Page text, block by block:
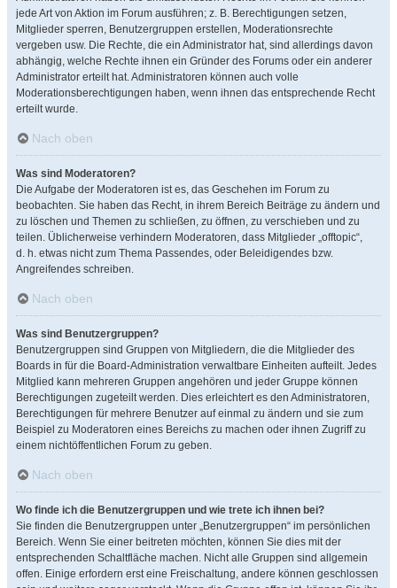
jede Art von Aktion im Forum ausführen; z. B. Berechtigungen setzen,
Mitglieder sperren, Benutzergruppen erstellen, Moderationsrechte
vergeben usw. Die Rechte, die ein Administrator hat, sind allerdings davon
abhängig, welche Rechte ihnen ein Gründer des Forums oder ein anderer
Administrator erteilt hat. Administratoren können auch volle
Moderationsberechtigungen haben, wenn ihnen das entsprechende Recht
erteilt wurde.
Nach oben
Was sind Moderatoren?
Die Aufgabe der Moderatoren ist es, das Geschehen im Forum zu
beobachten. Sie haben das Recht, in ihrem Bereich Beiträge zu ändern und
zu löschen und Themen zu schließen, zu öffnen, zu verschieben und zu
teilen. Üblicherweise verhindern Moderatoren, dass Mitglieder „offtopic“,
d. h. etwas nicht zum Thema Passendes, oder Beleidigendes bzw.
Angreifendes schreiben.
Nach oben
Was sind Benutzergruppen?
Benutzergruppen sind Gruppen von Mitgliedern, die die Mitglieder des
Boards in für die Board-Administration verwaltbare Einheiten aufteilt. Jedes
Mitglied kann mehreren Gruppen angehören und jeder Gruppe können
Berechtigungen zugeteilt werden. Dies erleichtert es den Administratoren,
Berechtigungen für mehrere Benutzer auf einmal zu ändern und sie zum
Beispiel zu Moderatoren eines Bereichs zu machen oder ihnen Zugriff zu
einem nichtöffentlichen Forum zu geben.
Nach oben
Wo finde ich die Benutzergruppen und wie trete ich ihnen bei?
Sie finden die Benutzergruppen unter „Benutzergruppen“ im persönlichen
Bereich. Wenn Sie einer beitreten möchten, können Sie dies mit der
entsprechenden Schaltfläche machen. Nicht alle Gruppen sind allgemein
offen. Einige erfordern erst eine Freischaltung, andere können geschlossen